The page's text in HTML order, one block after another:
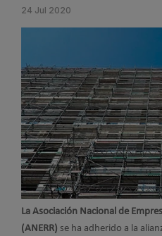
24 Jul 2020
La Asociación Nacional de
(ANERR) se ha adherido a la